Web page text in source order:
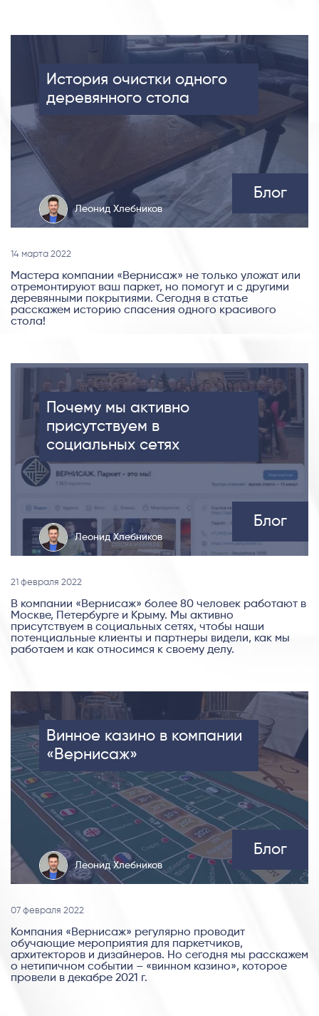
История очистки одного
деревянного стола
Леонид Хлебников
Блог
14 марта 2022
Мастера компании «Вернисаж» не только уложат или
отремонтируют ваш паркет, но помогут и с другими
деревянными покрытиями. Сегодня в статье
расскажем историю спасения одного красивого
стола!
Почему мы активно
присутствуем в
социальных сетях
Леонид Хлебников
Блог
21 февраля 2022
В компании «Вернисаж» более 80 человек работают в
Москве, Петербурге и Крыму. Мы активно
присутствуем в социальных сетях, чтобы наши
потенциальные клиенты и партнеры видели, как мы
работаем и как относимся к своему делу.
Винное казино в компании
«Вернисаж»
Леонид Хлебников
Блог
07 февраля 2022
Компания «Вернисаж» регулярно проводит
обучающие мероприятия для паркетчиков,
архитекторов и дизайнеров. Но сегодня мы расскажем
о нетипичном событии – «винном казино», которое
провели в декабре 2021 г.